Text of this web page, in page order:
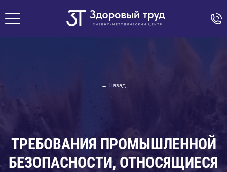
← Назад
ТРЕБОВАНИЯ ПРОМЫШЛЕННОЙ
БЕЗОПАСНОСТИ, ОТНОСЯЩИЕСЯ